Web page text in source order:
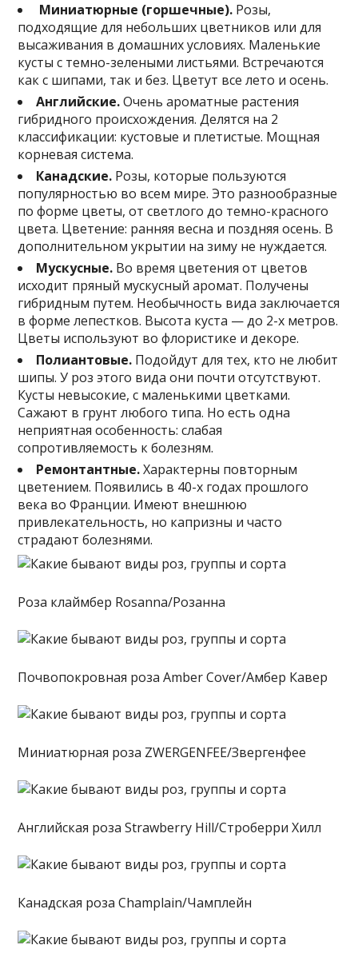
Миниатюрные (горшечные). Розы,
подходящие для небольших цветников или для
высаживания в домашних условиях. Маленькие
кусты с темно-зелеными листьями. Встречаются
как с шипами, так и без. Цветут все лето и осень.
Английские.Очень ароматные растения
гибридного происхождения. Делятся на 2
классификации: кустовые и плетистые. Мощная
корневая система.
Канадские. Розы, которые пользуются
популярностью во всем мире. Это разнообразные
по форме цветы, от светлого до темно-красного
цвета. Цветение: ранняя весна и поздняя осень. В
дополнительном укрытии на зиму не нуждается.
Мускусные. Во время цветения от цветов
исходит пряный мускусный аромат. Получены
гибридным путем. Необычность вида заключается
в форме лепестков. Высота куста — до 2-х метров.
Цветы используют во флористике и декоре.
Полиантовые. Подойдут для тех, кто не любит
шипы. У роз этого вида они почти отсутствуют.
Кусты невысокие, с маленькими цветками.
Сажают в грунт любого типа. Но есть одна
неприятная особенность: слабая
сопротивляемость к болезням.
Ремонтантные.Характерны повторным
цветением. Появились в 40-х годах прошлого
века во Франции. Имеют внешнюю
привлекательность, но капризны и часто
страдают болезнями.
Роза клаймбер Rosanna/Розанна
Почвопокровная роза Amber Cover/Амбер Кавер
Миниатюрная роза ZWERGENFEE/Звергенфее
Английская роза Strawberry Hill/Строберри Хилл
Канадская роза Champlain/Чамплейн